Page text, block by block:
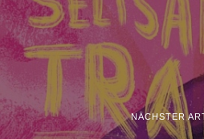
NÄCHSTER